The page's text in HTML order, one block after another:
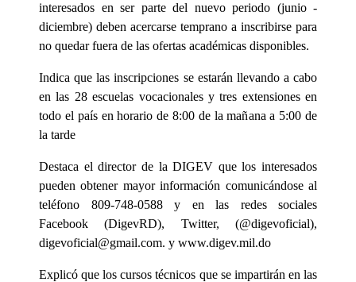
interesados en ser parte del nuevo periodo (junio -
diciembre) deben acercarse temprano a inscribirse para
no quedar fuera de las ofertas académicas disponibles.
Indica que las inscripciones se estarán llevando a cabo
en las 28 escuelas vocacionales y tres extensiones en
todo el país en horario de 8:00 de la mañana a 5:00 de
la tarde
Destaca el director de la DIGEV que los interesados
pueden obtener mayor información comunicándose al
teléfono 809-748-0588 y en las redes sociales
Facebook (DigevRD), Twitter, (@digevoficial),
digevoficial@gmail.com. y www.digev.mil.do
Explicó que los cursos técnicos que se impartirán en las